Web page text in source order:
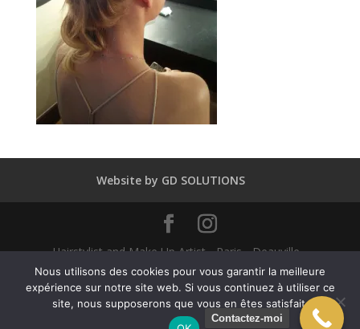
Website by GD SOLUTIONS
Hairstylist and Make Up Artist - Paris - Deauville -
Dubaï - New York - Alexandra Mathieu 2025
Contactez-moi
English Français(French)
Nous utilisons des cookies pour vous garantir la meilleure
expérience sur notre site web. Si vous continuez à utiliser ce
site, nous supposerons que vous en êtes satisfait.